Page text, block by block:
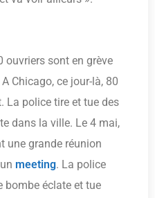
ouvriers sont en grève
Chicago, ce jour-là, 80
La police tire et tue des
dans la ville. Le 4 mai,
une grande réunion
meeting. La police
bombe éclate et tue